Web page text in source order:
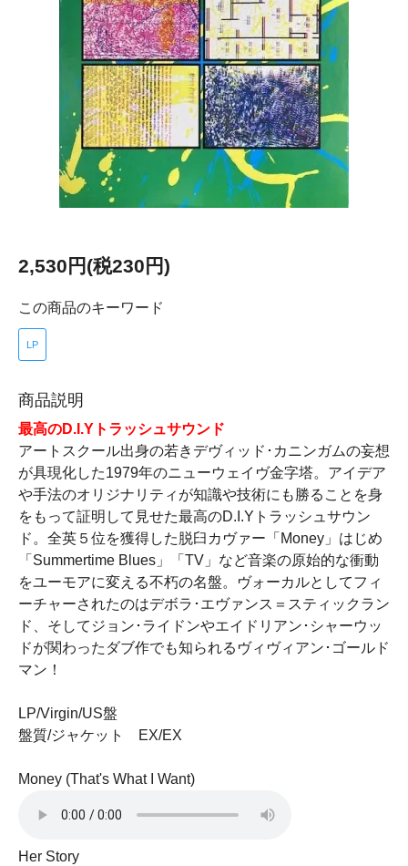
2,530円(税230円)
この商品のキーワード
LP
商品説明
最高のD.I.Yトラッシュサウンド
アートスクール出身の若きデヴィッド･カニンガムの妄想
が具現化した1979年のニューウェイヴ金字塔。アイデア
や手法のオリジナリティが知識や技術にも勝ることを身
をもって証明して見せた最高のD.I.Yトラッシュサウン
ド。全英５位を獲得した脱臼カヴァー「Money」はじめ
「Summertime Blues」「TV」など音楽の原始的な衝動
をユーモアに変える不朽の名盤。ヴォーカルとしてフィ
ーチャーされたのはデボラ･エヴァンス＝スティックラン
ド、そしてジョン･ライドンやエイドリアン･シャーウッ
ドが関わったダブ作でも知られるヴィヴィアン･ゴールド
マン！
LP/Virgin/US盤
盤質/ジャケット EX/EX
Money (That's What I Want)
Her Story